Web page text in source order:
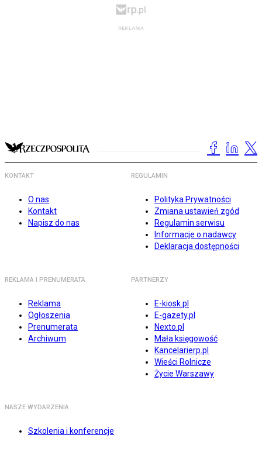
KONTAKT
O nas
Kontakt
Napisz do nas
REGULAMIN
Polityka Prywatności
Zmiana ustawień zgód
Regulamin serwisu
Informacje o nadawcy
Deklaracja dostępności
REKLAMA I PRENUMERATA
Reklama
Ogłoszenia
Prenumerata
Archiwum
PARTNERZY
E-kiosk.pl
E-gazety.pl
Nexto.pl
Mała księgowość
Kancelarierp.pl
Wieści Rolnicze
Życie Warszawy
NASZE WYDARZENIA
Szkolenia i konferencje